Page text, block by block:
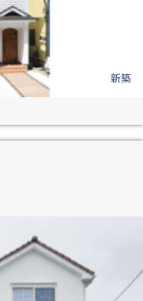
新築